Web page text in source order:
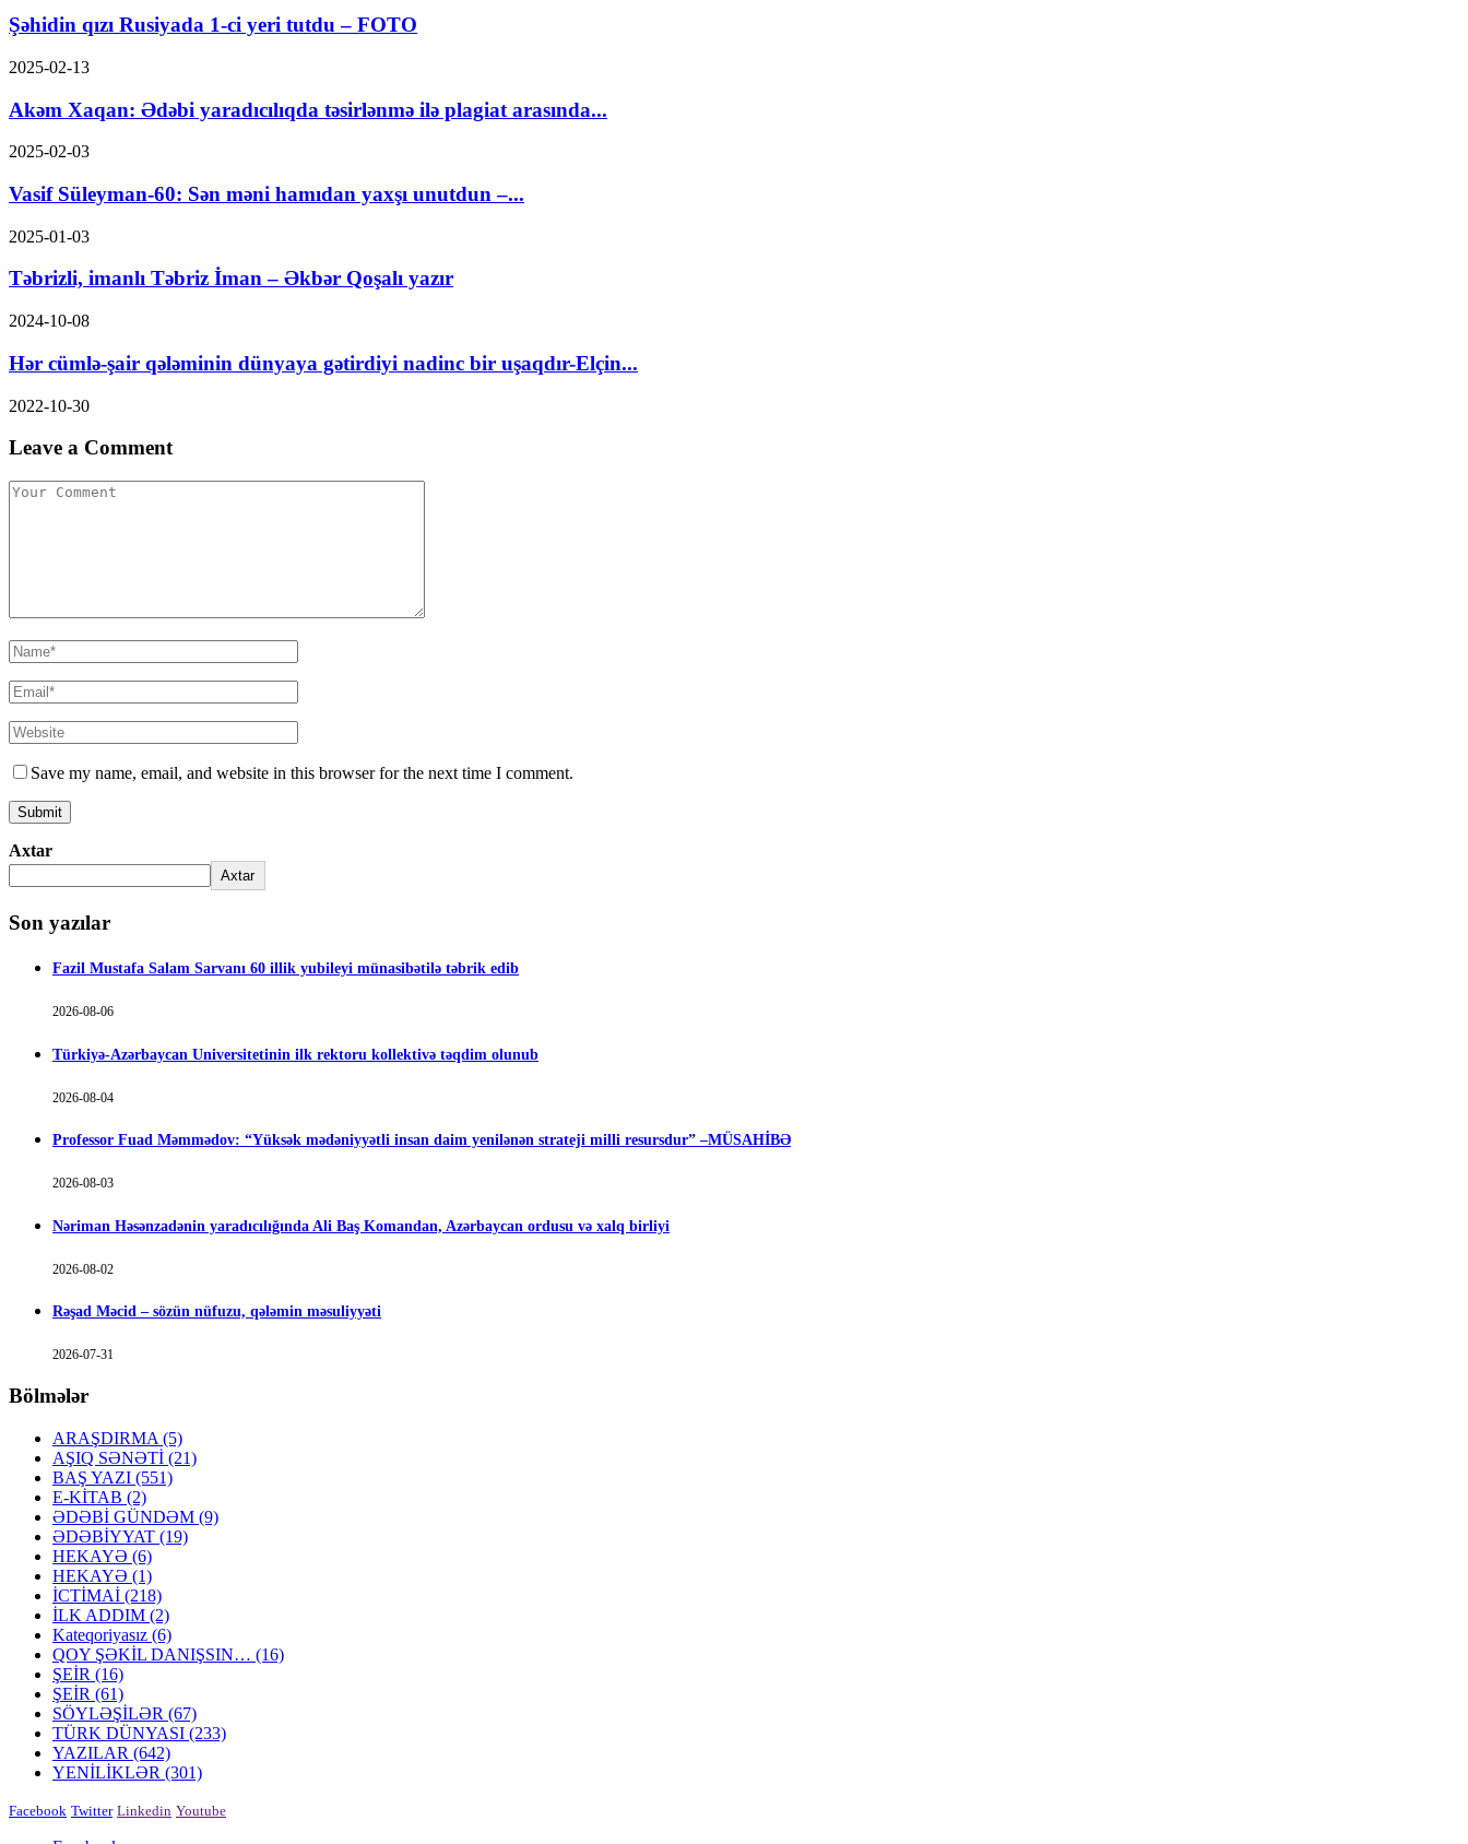
Şəhidin qızı Rusiyada 1-ci yeri tutdu – FOTO
2025-02-13
Akəm Xaqan: Ədəbi yaradıcılıqda təsirlənmə ilə plagiat arasında...
2025-02-03
Vasif Süleyman-60: Sən məni hamıdan yaxşı unutdun –...
2025-01-03
Təbrizli, imanlı Təbriz İman – Əkbər Qoşalı yazır
2024-10-08
Hər cümlə-şair qələminin dünyaya gətirdiyi nadinc bir uşaqdır-Elçin...
2022-10-30
Leave a Comment
Save my name, email, and website in this browser for the next time I comment.
Axtar
Axtar
Son yazılar
Fazil Mustafa Salam Sarvanı 60 illik yubileyi münasibətilə təbrik edib
2026-08-06
Türkiyə-Azərbaycan Universitetinin ilk rektoru kollektivə təqdim olunub
2026-08-04
Professor Fuad Məmmədov: “Yüksək mədəniyyətli insan daim yenilənən strateji milli resursdur” –MÜSAHİBƏ
2026-08-03
Nəriman Həsənzadənin yaradıcılığında Ali Baş Komandan, Azərbaycan ordusu və xalq birliyi
2026-08-02
Rəşad Məcid – sözün nüfuzu, qələmin məsuliyyəti
2026-07-31
Bölmələr
ARAŞDIRMA (5)
AŞIQ SƏNƏTİ (21)
BAŞ YAZI (551)
E-KİTAB (2)
ƏDƏBİ GÜNDƏM (9)
ƏDƏBİYYAT (19)
HEKAYƏ (6)
HEKAYƏ (1)
İCTİMAİ (218)
İLK ADDIM (2)
Kateqoriyasız (6)
QOY ŞƏKİL DANIŞSIN… (16)
ŞEİR (16)
ŞEİR (61)
SÖYLƏŞİLƏR (67)
TÜRK DÜNYASI (233)
YAZILAR (642)
YENİLİKLƏR (301)
Facebook Twitter Linkedin Youtube